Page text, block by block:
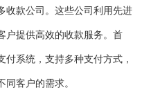
收款公司。这些公司利用先进
户提供高效的收款服务。首
系统，支持多种支付方式，
客户的需求。